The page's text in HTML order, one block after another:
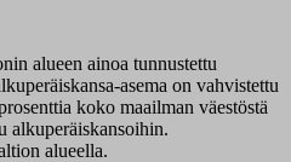
alueen ainoa tunnustettu
asema on vahvistettu
koko maailman väestöstä
alkuperäiskansoihin.
alueella.